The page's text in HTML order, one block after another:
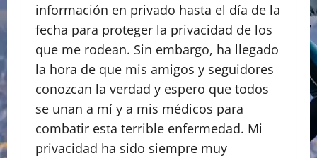
información en privado hasta el día de la
fecha para proteger la privacidad de los
que me rodean. Sin embargo, ha llegado
la hora de que mis amigos y seguidores
conozcan la verdad y espero que todos
se unan a mí y a mis médicos para
combatir esta terrible enfermedad. Mi
privacidad ha sido siempre muy